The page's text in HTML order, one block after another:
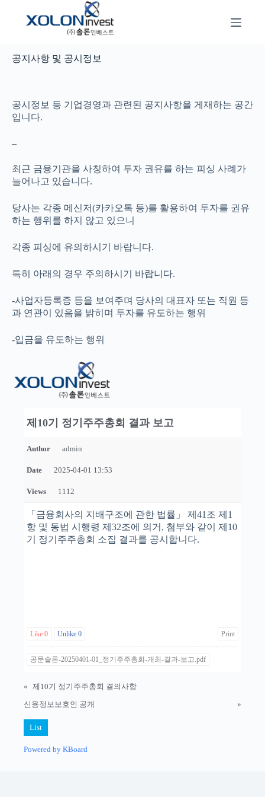
공지사항 및 공시정보
공시정보 등 기업경영과 관련된 공지사항을 게재하는 공간
입니다.
–
최근 금융기관을 사칭하여 투자 권유를 하는 피싱 사례가
늘어나고 있습니다.
당사는 각종 메신저(카카오톡 등)를 활용하여 투자를 권유
하는 행위를 하지 않고 있으니
각종 피싱에 유의하시기 바랍니다.
특히 아래의 경우 주의하시기 바랍니다.
-사업자등록증 등을 보여주며 당사의 대표자 또는 직원 등
과 연관이 있음을 밝히며 투자를 유도하는 행위
-입금을 유도하는 행위
제10기 정기주주총회 결과 보고
Author admin
Date 2025-04-01 13:53
Views 1112
「금융회사의 지배구조에 관한 법률」 제41조 제1
항 및 동법 시행령 제32조에 의거, 첨부와 같이 제10
기 정기주주총회 소집 결과를 공시합니다.
Like0 Unlike0 Print
공문솔론-20250401-01_정기주주총회-개최-결과-보고.pdf
«
제10기 정기주주총회 결의사항
신용정보보호인 공개
»
List
Powered by KBoard